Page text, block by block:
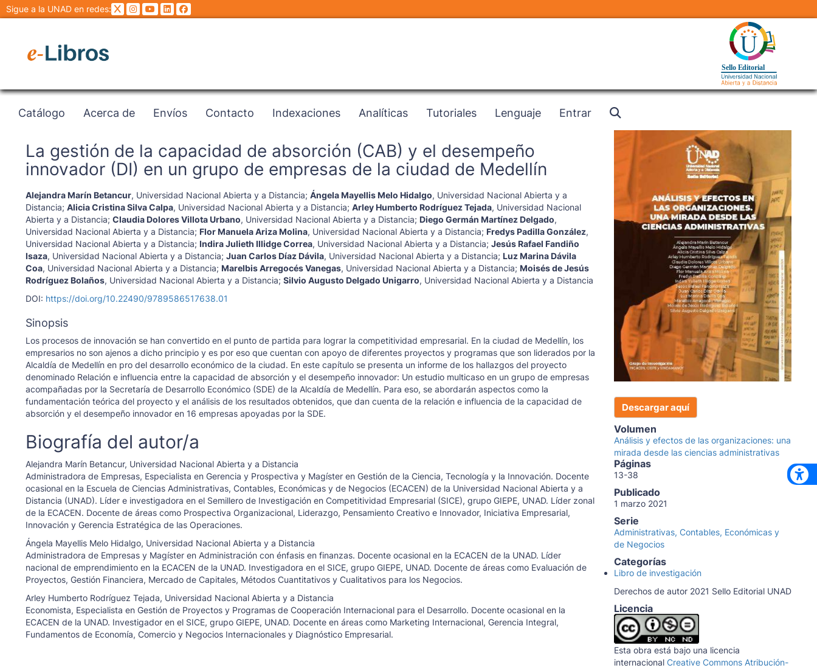
Sigue a la UNAD en redes:
Catálogo Acerca de Envíos Contacto Indexaciones Analíticas Tutoriales Lenguaje Entrar
La gestión de la capacidad de absorción (CAB) y el desempeño
innovador (DI) en un grupo de empresas de la ciudad de Medellín
Alejandra Marín Betancur, Universidad Nacional Abierta y a Distancia; Ángela Mayellis Melo Hidalgo, Universidad Nacional Abierta y a
Distancia; Alicia Cristina Silva Calpa, Universidad Nacional Abierta y a Distancia; Arley Humberto Rodríguez Tejada, Universidad Nacional
Abierta y a Distancia; Claudia Dolores Villota Urbano, Universidad Nacional Abierta y a Distancia; Diego Germán Martínez Delgado,
Universidad Nacional Abierta y a Distancia; Flor Manuela Ariza Molina, Universidad Nacional Abierta y a Distancia; Fredys Padilla González,
Universidad Nacional Abierta y a Distancia; Indira Julieth Illidge Correa, Universidad Nacional Abierta y a Distancia; Jesús Rafael Fandiño
Isaza, Universidad Nacional Abierta y a Distancia; Juan Carlos Díaz Dávila, Universidad Nacional Abierta y a Distancia; Luz Marina Dávila
Coa, Universidad Nacional Abierta y a Distancia; Marelbis Arregocés Vanegas, Universidad Nacional Abierta y a Distancia; Moisés de Jesús
Rodríguez Bolaños, Universidad Nacional Abierta y a Distancia; Silvio Augusto Delgado Unigarro, Universidad Nacional Abierta y a Distancia
DOI: https://doi.org/10.22490/9789586517638.01
Sinopsis
Los procesos de innovación se han convertido en el punto de partida para lograr la competitividad empresarial. En la ciudad de Medellín, los
empresarios no son ajenos a dicho principio y es por eso que cuentan con apoyo de diferentes proyectos y programas que son liderados por la
Alcaldía de Medellín en pro del desarrollo económico de la ciudad. En este capítulo se presenta un informe de los hallazgos del proyecto
denominado Relación e influencia entre la capacidad de absorción y el desempeño innovador: Un estudio multicaso en un grupo de empresas
acompañadas por la Secretaría de Desarrollo Económico (SDE) de la Alcaldía de Medellín. Para eso, se abordarán aspectos como la
fundamentación teórica del proyecto y el análisis de los resultados obtenidos, que dan cuenta de la relación e influencia de la capacidad de
absorción y el desempeño innovador en 16 empresas apoyadas por la SDE.
Biografía del autor/a
Alejandra Marín Betancur, Universidad Nacional Abierta y a Distancia
Administradora de Empresas, Especialista en Gerencia y Prospectiva y Magíster en Gestión de la Ciencia, Tecnología y la Innovación. Docente
ocasional en la Escuela de Ciencias Administrativas, Contables, Económicas y de Negocios (ECACEN) de la Universidad Nacional Abierta y a
Distancia (UNAD). Líder e investigadora en el Semillero de Investigación en Competitividad Empresarial (SICE), grupo GIEPE, UNAD. Líder zonal
de la ECACEN. Docente de áreas como Prospectiva Organizacional, Liderazgo, Pensamiento Creativo e Innovador, Iniciativa Empresarial,
Innovación y Gerencia Estratégica de las Operaciones.
Ángela Mayellis Melo Hidalgo, Universidad Nacional Abierta y a Distancia
Administradora de Empresas y Magíster en Administración con énfasis en finanzas. Docente ocasional en la ECACEN de la UNAD. Líder
nacional de emprendimiento en la ECACEN de la UNAD. Investigadora en el SICE, grupo GIEPE, UNAD. Docente de áreas como Evaluación de
Proyectos, Gestión Financiera, Mercado de Capitales, Métodos Cuantitativos y Cualitativos para los Negocios.
Arley Humberto Rodríguez Tejada, Universidad Nacional Abierta y a Distancia
Economista, Especialista en Gestión de Proyectos y Programas de Cooperación Internacional para el Desarrollo. Docente ocasional en la
ECACEN de la UNAD. Investigador en el SICE, grupo GIEPE, UNAD. Docente en áreas como Marketing Internacional, Gerencia Integral,
Fundamentos de Economía, Comercio y Negocios Internacionales y Diagnóstico Empresarial.
Descargar aquí
Volumen
Análisis y efectos de las organizaciones: una
mirada desde las ciencias administrativas
Páginas
13-38
Publicado
1 marzo 2021
Serie
Administrativas, Contables, Económicas y
de Negocios
Categorías
Libro de investigación
Derechos de autor 2021 Sello Editorial UNAD
Licencia
Esta obra está bajo una licencia
internacional Creative Commons Atribución-